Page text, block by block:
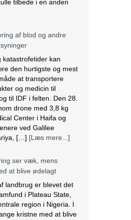
tilbede i en anden
af blod og andre
katastrofetider kan
den hurtigste og mest
at transportere
og medicin til
til IDF i felten. Den 28.
drone med 3,8 kg
Center i Haifa og
ved Galilee
[…] [Læs mere...]
ser væk, mens
at blive ødelagt
landbrug er blevet det
i Plateau State,
region i Nigeria. I
kristne med at blive